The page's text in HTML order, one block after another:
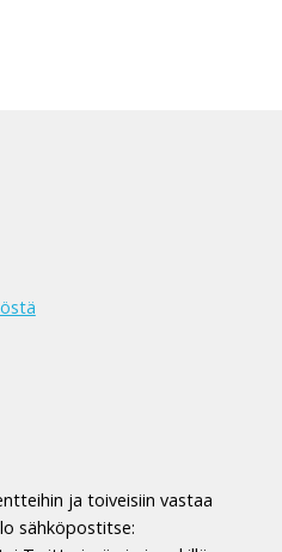
ja toiveisiin vastaa
sähköpostitse: